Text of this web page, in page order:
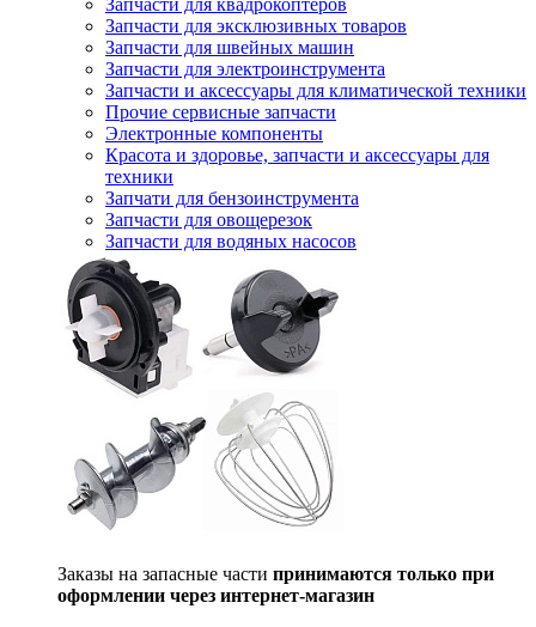
Запчасти для квадрокоптеров
Запчасти для эксклюзивных товаров
Запчасти для швейных машин
Запчасти для электроинструмента
Запчасти и аксессуары для климатической техники
Прочие сервисные запчасти
Электронные компоненты
Красота и здоровье, запчасти и аксессуары для
техники
Запчати для бензоинструмента
Запчасти для овощерезок
Запчасти для водяных насосов
Заказы на запасные части принимаются только при
оформлении через интернет-магазин